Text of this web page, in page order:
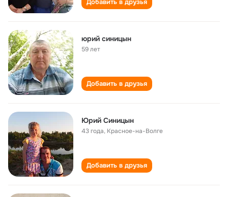
Добавить в друзья
юрий синицын
59 лет
Добавить в друзья
Юрий Синицын
43 года, Красное-на-Волге
Добавить в друзья